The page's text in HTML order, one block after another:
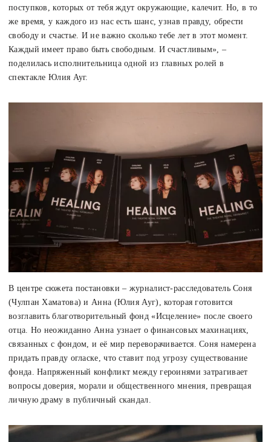
поступков, которых от тебя ждут окружающие, калечит. Но, в то
же время, у каждого из нас есть шанс, узнав правду, обрести
свободу и счастье. И не важно сколько тебе лет в этот момент.
Каждый имеет право быть свободным. И счастливым», –
поделилась исполнительница одной из главных ролей в
спектакле Юлия Ауг.
В центре сюжета постановки – журналист-расследователь Соня
(Чулпан Хаматова) и Анна (Юлия Ауг), которая готовится
возглавить благотворительный фонд «Исцеление» после своего
отца. Но неожиданно Анна узнает о финансовых махинациях,
связанных с фондом, и её мир переворачивается. Соня намерена
придать правду огласке, что ставит под угрозу существование
фонда. Напряженный конфликт между героинями затрагивает
вопросы доверия, морали и общественного мнения, превращая
личную драму в публичный скандал.